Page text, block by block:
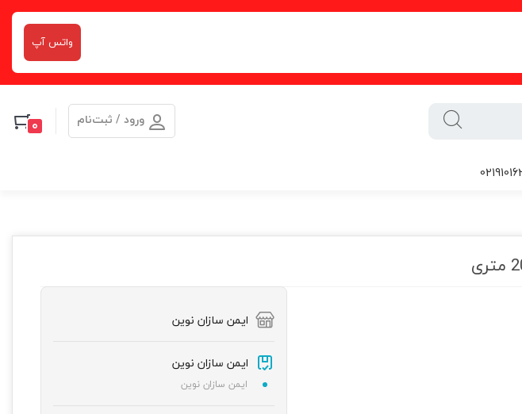
واتس آپ
ورود / ثبت‌نام 0
ایمن سازان نوین
ایمن سازان نوین
ایمن سازان نوین